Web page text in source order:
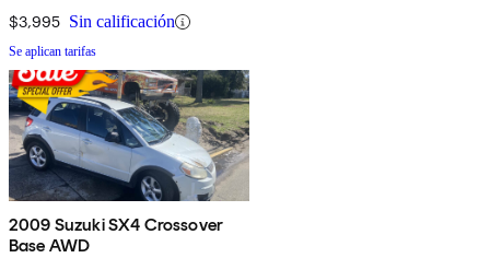
$3,995 Sin calificación
Se aplican tarifas
2009 Suzuki SX4 Crossover
Base AWD